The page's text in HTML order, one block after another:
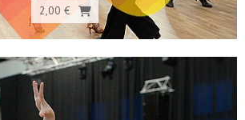
2,00 €